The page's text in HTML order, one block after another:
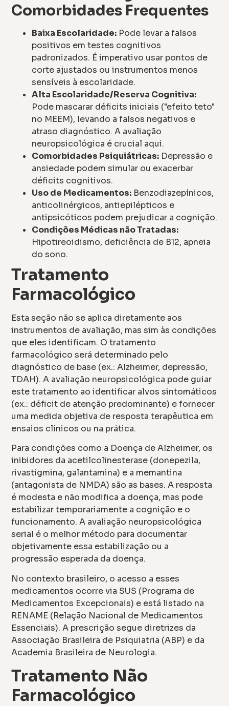
Comorbidades Frequentes
Baixa Escolaridade: Pode levar a falsos
positivos em testes cognitivos
padronizados. É imperativo usar pontos de
corte ajustados ou instrumentos menos
sensíveis à escolaridade.
Alta Escolaridade/Reserva Cognitiva:
Pode mascarar déficits iniciais ("efeito teto"
no MEEM), levando a falsos negativos e
atraso diagnóstico. A avaliação
neuropsicológica é crucial aqui.
Comorbidades Psiquiátricas: Depressão e
ansiedade podem simular ou exacerbar
déficits cognitivos.
Uso de Medicamentos: Benzodiazepínicos,
anticolinérgicos, antiepilépticos e
antipsicóticos podem prejudicar a cognição.
Condições Médicas não Tratadas:
Hipotireoidismo, deficiência de B12, apneia
do sono.
Tratamento
Farmacológico
Esta seção não se aplica diretamente aos
instrumentos de avaliação, mas sim às condições
que eles identificam. O tratamento
farmacológico será determinado pelo
diagnóstico de base (ex.: Alzheimer, depressão,
TDAH). A avaliação neuropsicológica pode guiar
este tratamento ao identificar alvos sintomáticos
(ex.: déficit de atenção predominante) e fornecer
uma medida objetiva de resposta terapêutica em
ensaios clínicos ou na prática.
Para condições como a Doença de Alzheimer, os
inibidores da acetilcolinesterase (donepezila,
rivastigmina, galantamina) e a memantina
(antagonista de NMDA) são as bases. A resposta
é modesta e não modifica a doença, mas pode
estabilizar temporariamente a cognição e o
funcionamento. A avaliação neuropsicológica
serial é o melhor método para documentar
objetivamente essa estabilização ou a
progressão esperada da doença.
No contexto brasileiro, o acesso a esses
medicamentos ocorre via SUS (Programa de
Medicamentos Excepcionais) e está listado na
RENAME (Relação Nacional de Medicamentos
Essenciais). A prescrição segue diretrizes da
Associação Brasileira de Psiquiatria (ABP) e da
Academia Brasileira de Neurologia.
Tratamento Não
Farmacológico